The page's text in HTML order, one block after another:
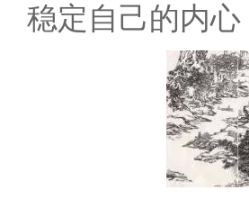
稳定自己的内